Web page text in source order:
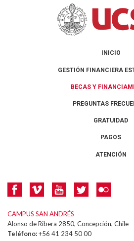
INICIO
GESTIÓN FINANCIERA
BECAS Y
PREGUNTAS
GRATUIDAD
PAGOS
ATENCIÓN
CAMPUS SAN ANDRÉS
Alonso de Ribera 2850, Concepción, Chile
Teléfono:+56 41 234 50 00